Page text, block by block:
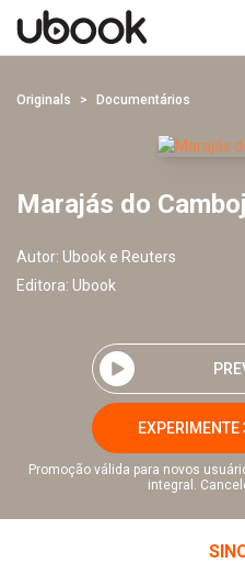
Originals Documentários
Marajás do
Autor: Ubook e Reuters
Editora: Ubook
EXPERIMENTE
Promoção válida para novos
integral.